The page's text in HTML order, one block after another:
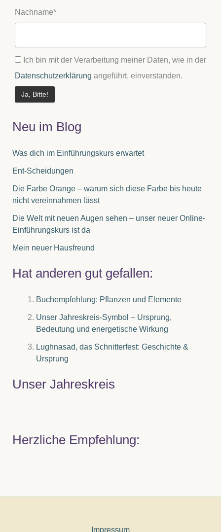
Nachname*
Ich bin mit der Verarbeitung meiner Daten, wie in der
Datenschutzerklärung angeführt, einverstanden.
Neu im Blog
Was dich im Einführungskurs erwartet
Ent-Scheidungen
Die Farbe Orange – warum sich diese Farbe bis heute
nicht vereinnahmen lässt
Die Welt mit neuen Augen sehen – unser neuer Online-
Einführungskurs ist da
Mein neuer Hausfreund
Hat anderen gut gefallen:
Buchempfehlung: Pflanzen und Elemente
Unser Jahreskreis-Symbol – Ursprung,
Bedeutung und energetische Wirkung
Lughnasad, das Schnitterfest: Geschichte &
Ursprung
Unser Jahreskreis
Herzliche Empfehlung:
Impressum